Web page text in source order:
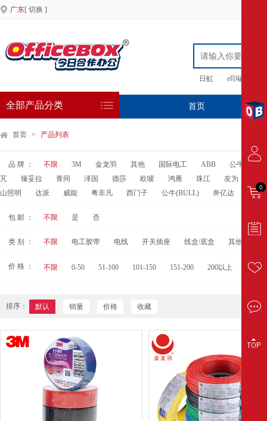
广东[ 切换 ]
日虹 e印硒鼓
全部产品分类 首页 专
首页 > 产品列表
品 牌 ： 不限 3M 金龙羽 其他 国际电工 ABB 公牛
芃
臻妥拉 青同 泽国 德莎 欧唛 鸿雁 珠江 友为
山照明
达派 威能 粤非凡 西门子 公牛(BULL) 奔亿达 润博
包 邮 ： 不限 是 否
类 别 ： 不限 电工胶带 电线 开关插座 线盒/底盒 其他电气用
价 格 ： 不限 0-50 51-100 101-150 151-200 200以上
排序： 默认 销量 价格 收藏
0